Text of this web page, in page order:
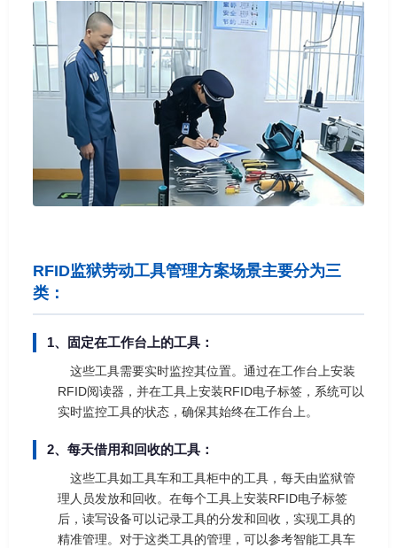
RFID监狱劳动工具管理方案场景主要分为三
类：
1、固定在工作台上的工具：
这些工具需要实时监控其位置。通过在工作台上安装
RFID阅读器，并在工具上安装RFID电子标签，系统可以
实时监控工具的状态，确保其始终在工作台上。
2、每天借用和回收的工具：
这些工具如工具车和工具柜中的工具，每天由监狱管
理人员发放和回收。在每个工具上安装RFID电子标签
后，读写设备可以记录工具的分发和回收，实现工具的
精准管理。对于这类工具的管理，可以参考智能工具车